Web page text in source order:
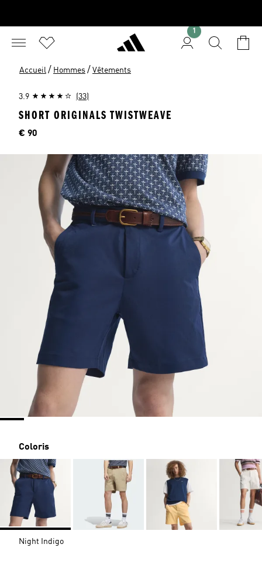
1
Accueil / Hommes / Vêtements
3.9 (33)
SHORT ORIGINALS TWISTWEAVE
Price
€ 90
Coloris
Night Indigo